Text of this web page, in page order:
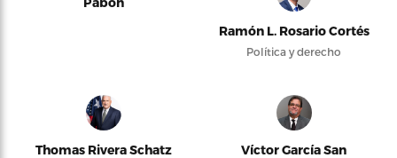
Ramón L. Rosario Cortés
Política y derecho
Thomas Rivera Schatz
Víctor García San